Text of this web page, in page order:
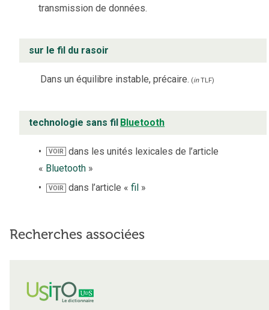
transmission de données.
sur le fil du rasoir
Dans un équilibre instable, précaire. (inTLF)
technologie sans fil Bluetooth
VOIR
dans les unités lexicales de l’article
« Bluetooth »
VOIR dans l’article «fil »
Recherches associées